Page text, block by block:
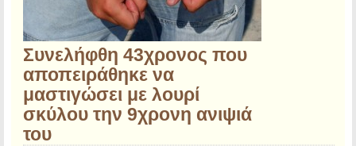
Συνελήφθη 43χρονος που
αποπειράθηκε να
μαστιγώσει με λουρί
σκύλου την 9χρονη ανιψιά
του